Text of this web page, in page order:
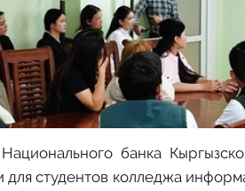
банка
студентов колледжа